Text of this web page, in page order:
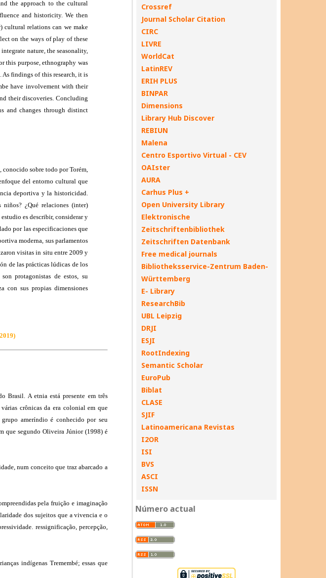
Crossref
Journal Scholar Citation
CIRC
LIVRE
WorldCat
LatinREV
ERIH PLUS
BINPAR
Dimensions
Library Hub Discover
REBIUN
Malena
Centro Esportivo Virtual - CEV
OAIster
AURA
Carhus Plus +
Open University Library
Elektronische
Zeitschriftenbibliothek
Zeitschriften Datenbank
Free medical journals
Bibliotheksservice-Zentrum Baden-
Württemberg
E- Library
ResearchBib
UBL Leipzig
DRJI
ESJI
RootIndexing
Semantic Scholar
EuroPub
Biblat
CLASE
SJIF
Latinoamericana Revistas
I2OR
ISI
BVS
ASCI
ISSN
Número actual